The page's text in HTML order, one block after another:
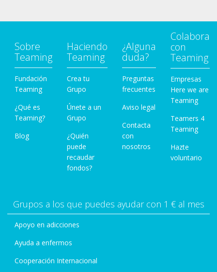
Sobre
Teaming
Fundación
Teaming
¿Qué es
Teaming?
Blog
Haciendo
Teaming
Crea tu
Grupo
Únete a un
Grupo
¿Quién
puede
recaudar
fondos?
¿Alguna
duda?
Preguntas
frecuentes
Aviso legal
Contacta
con
nosotros
Colabora
con
Teaming
Empresas
Here we are
Teaming
Teamers 4
Teaming
Hazte
voluntario
Grupos a los que puedes ayudar con 1 € al mes
Apoyo en adicciones
Ayuda a enfermos
Cooperación Internacional